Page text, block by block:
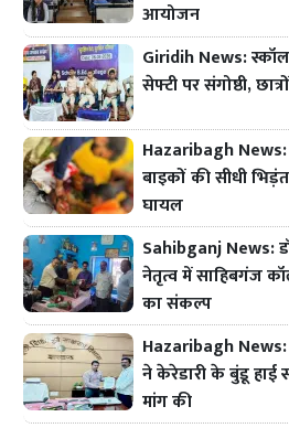
आयोजन
Giridih News:
सेफ्टी पर संगोष्ठी,
Hazaribagh News:
बाइकों की सीधी
घायल
Sahibganj News:
नेतृत्व में साहिबगंज
का संकल्प
Hazaribagh
ने केरेडारी के बुंडू
मांग की